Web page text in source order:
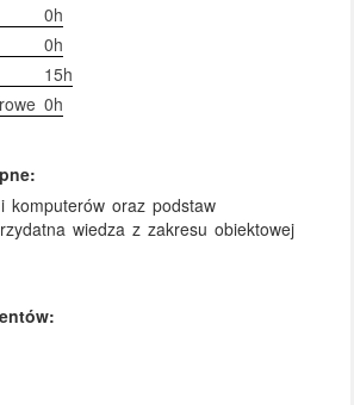
0h
0h
15h
0h
komputerów oraz podstaw
wiedza z zakresu obiektowej